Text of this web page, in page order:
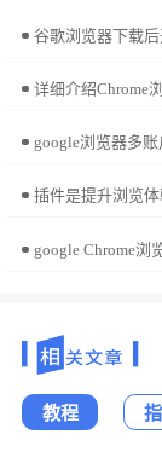
教程